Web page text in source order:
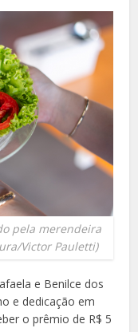
pela merendeira
Victor Pauletti)
e Benilce dos
e dedicação em
o prêmio de R$ 5